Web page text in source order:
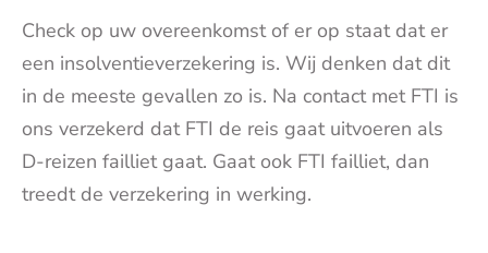
Check op uw overeenkomst of er op staat dat er
een insolventieverzekering is. Wij denken dat dit
in de meeste gevallen zo is. Na contact met FTI is
ons verzekerd dat FTI de reis gaat uitvoeren als
D-reizen failliet gaat. Gaat ook FTI failliet, dan
treedt de verzekering in werking.